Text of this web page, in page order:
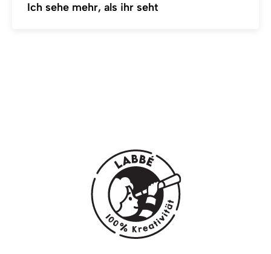
Ich sehe mehr, als ihr seht